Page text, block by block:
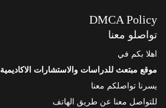
DMCA Policy
تواصلو معنا
اهلا بكم في
موقع مبتعث للدراسات والاستشارات الاكاديمية
يسرنا تواصلكم معنا
للتواصل معنا عن طريق الهاتف